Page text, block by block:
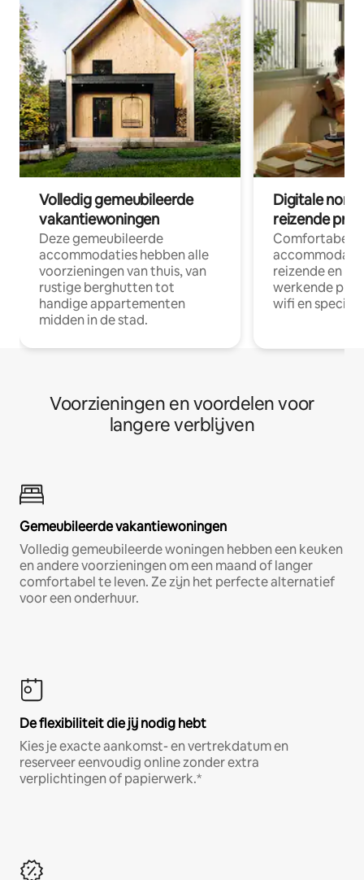
Volledig gemeubileerde
vakantiewoningen
Deze gemeubileerde
accommodaties hebben alle
voorzieningen van thuis, van
rustige berghutten tot
handige appartementen
midden in de stad.
Digitale
reizende
Comfortabele
reizende en
werkende
wifi en
Voorzieningen en voordelen voor
langere verblijven
Gemeubileerde vakantiewoningen
Volledig gemeubileerde woningen hebben een keuken
en andere voorzieningen om een maand of langer
comfortabel te leven. Ze zijn het perfecte alternatief
voor een onderhuur.
De flexibiliteit die jij nodig hebt
Kies je exacte aankomst- en vertrekdatum en
reserveer eenvoudig online zonder extra
verplichtingen of papierwerk.*